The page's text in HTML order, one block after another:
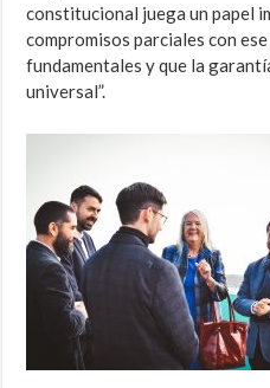
constitucional juega un papel
compromisos parciales con
fundamentales y que la
universal”.